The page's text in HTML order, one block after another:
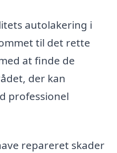
autolakering i
til det rette
at finde de
der kan
professionel
repareret skader